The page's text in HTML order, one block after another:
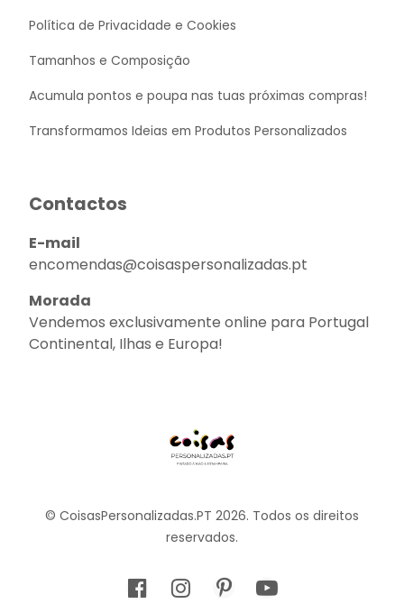
© CoisasPersonalizadas.PT 2026. Todos os direitos
reservados.
Política de Privacidade e Cookies
Tamanhos e Composição
Acumula pontos e poupa nas tuas próximas compras!
Transformamos Ideias em Produtos Personalizados
Contactos
E-mail
encomendas@coisaspersonalizadas.pt
Morada
Vendemos exclusivamente online para Portugal
Continental, Ilhas e Europa!